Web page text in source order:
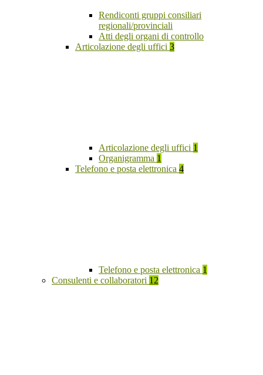
Rendiconti gruppi consiliari
regionali/provinciali
Atti degli organi di controllo
Articolazione degli uffici 3
Articolazione degli uffici 1
Organigramma 1
Telefono e posta elettronica 4
Telefono e posta elettronica 1
Consulenti e collaboratori 12